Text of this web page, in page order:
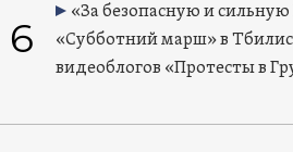
6
«За безопасную и
«Субботний марш» в
видеоблогов «Протесты в